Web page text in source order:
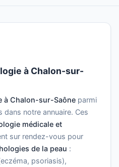
à Chalon-sur-
à Chalon-sur-Saône parmi
dans notre annuaire. Ces
médicale et
sur rendez-vous pour
de la peau :
psoriasis),